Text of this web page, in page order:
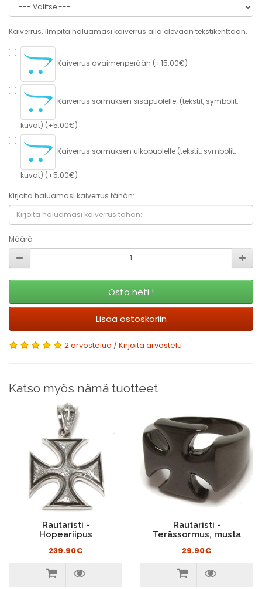
Kaiverrus. Ilmoita haluamasi kaiverrus alla olevaan tekstikenttään.
Kaiverrus avaimenperään (+15.00€)
Kaiverrus sormuksen sisäpuolelle. (tekstit, symbolit,
kuvat) (+5.00€)
Kaiverrus sormuksen ulkopuolelle (tekstit, symbolit,
kuvat) (+5.00€)
Kirjoita haluamasi kaiverrus tähän:
Määrä
Osta heti !
Lisää ostoskoriin
2 arvostelua /Kirjoita arvostelu
Katso myös nämä tuotteet
Rautaristi -
Hopeariipus
239.90€
Rautaristi -
Terässormus, musta
29.90€